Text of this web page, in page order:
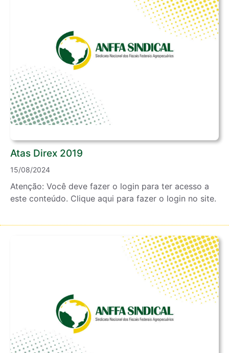
Atas Direx 2019
15/08/2024
Atenção: Você deve fazer o login para ter acesso a
este conteúdo. Clique aqui para fazer o login no site.